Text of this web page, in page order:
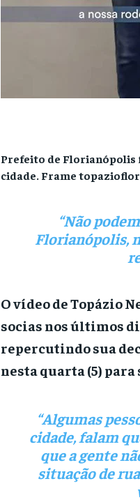
Prefeito de Florianópolis
cidade. Frame
“Não
Florianópolis,
O vídeo de Topázio
socias nos últimos
repercutindo sua
nesta quarta (5)
“Algumas
cidade, falam
que a gente
situação de